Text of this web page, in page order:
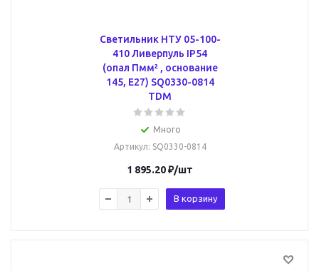
Светильник НТУ 05-100-
410 Ливерпуль IP54
(опал Пмм² , основание
145, Е27) SQ0330-0814
TDM
Много
Артикул: SQ0330-0814
1 895.20₽/шт
В корзину